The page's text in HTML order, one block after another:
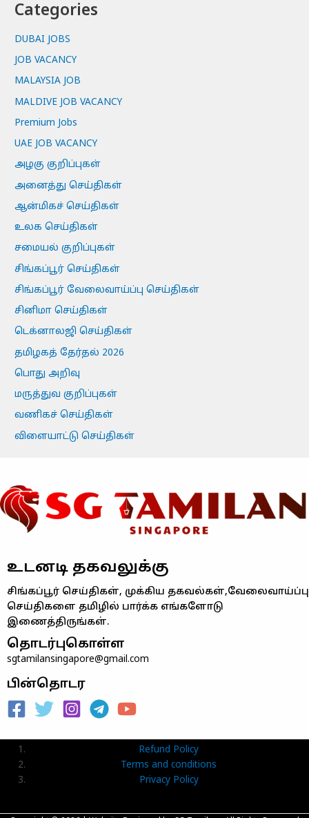
Categories
DUBAI JOBS
JOB VACANCY
MALAYSIA JOB
MALDIVE JOB VACANCY
Premium Jobs
UAE JOB VACANCY
அழகு குறிப்புகள்
அனைத்து செய்திகள்
ஆன்மிகச் செய்திகள்
உலக செய்திகள்
சமையல் குறிப்புகள்
சிங்கப்பூர் செய்திகள்
சிங்கப்பூர் வேலைவாய்ப்பு செய்திகள்
சினிமா செய்திகள்
டெக்னாலஜி செய்திகள்
தமிழகத் தேர்தல் 2026
பொது அறிவு
மருத்துவ குறிப்புகள்
வணிகச் செய்திகள்
விளையாட்டு செய்திகள்
உடனடி தகவலுக்கு
சிங்கப்பூர் செய்திகள், முக்கிய தகவல்கள்,வேலைவாய்ப்பு
செய்திகளை தமிழில் பார்க்க எங்களோடு
இணைத்திருங்கள்.
தொடர்புகொள்ள
sgtamilansingapore@gmail.com
பின்தொடர
Refund Policy
Terms and conditions
Privacy Policy